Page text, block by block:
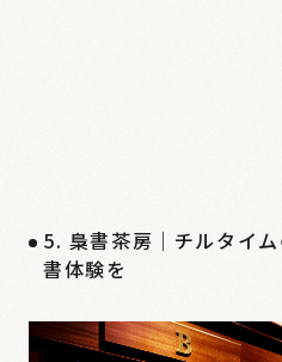
5. 梟書茶房｜チルタイ
書体験を